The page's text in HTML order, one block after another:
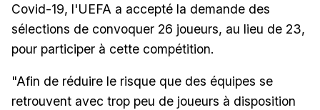
Covid-19, l'UEFA a accepté la demande des
sélections de convoquer 26 joueurs, au lieu de 23,
pour participer à cette compétition.
"Afin de réduire le risque que des équipes se
retrouvent avec trop peu de joueurs à disposition